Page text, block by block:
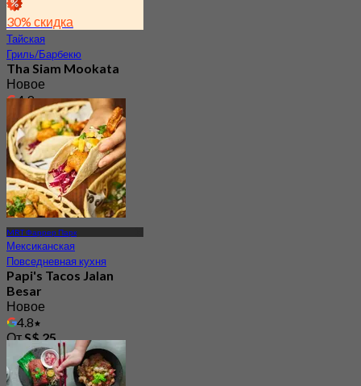
30% скидка
Тайская
Гриль/Барбекю
Tha Siam Mookata
Новое
4.9
ОтS$ 18.33
MRT Фаррер Парк
Мексиканская
Повседневная кухня
Papi's Tacos Jalan
Besar
Новое
4.8
ОтS$ 25